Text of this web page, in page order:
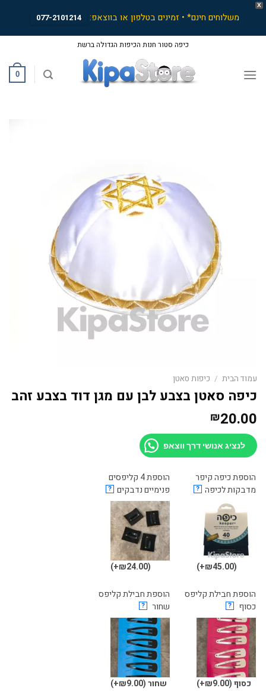
X
משלוחים חינם* • זמינים בטלפון או בווצאפ: 077-2101214
content
כיפה סטור חנות הכיפות הגדולה ברשת
0
עמוד הבית / כיפות סאטן
כיפה סאטן בצבע לבן עם מגן דוד בצבע זהב
₪20.00
לנציג אנושי דרך ווצאפ
הוספת כיפה קיפר
מדבקות לכיפה ?
(₪45.00+)
הוספת 4 קליפסים
פנימיים נדבקים ?
(₪24.00+)
הוספת חבילת קליפס
כסוף
?
כסוף(₪9.00+)
הוספת חבילת קליפס
שחור
?
שחור(₪9.00+)